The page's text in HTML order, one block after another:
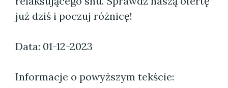
już dziś i poczuj różnicę!
Data: 01-12-2023
Informacje o powyższym tekście: